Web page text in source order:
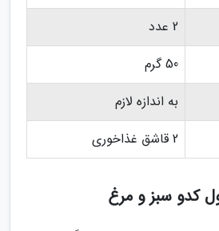
2 عدد
50 گرم
به اندازه لازم
2 قاشق غذاخوری
کدو سبز و مرغ